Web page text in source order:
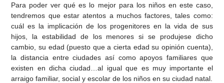
Para poder ver qué es lo mejor para los niños en este caso,
tendremos que estar atentos a muchos factores, tales como:
cuál es la implicación de los progenitores en la vida de sus
hijos, la estabilidad de los menores si se produjese dicho
cambio, su edad (puesto que a cierta edad su opinión cuenta),
la distancia entre ciudades así como apoyos familiares que
existen en dicha ciudad…al igual que es muy importante el
arraigo familiar, social y escolar de los niños en su ciudad natal.